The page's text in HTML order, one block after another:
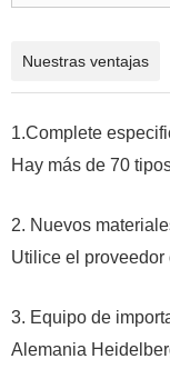
Nuestras ventajas
1.Complete
Hay más de 70
2. Nuevos
Utilice el
3. Equipo de
Alemania